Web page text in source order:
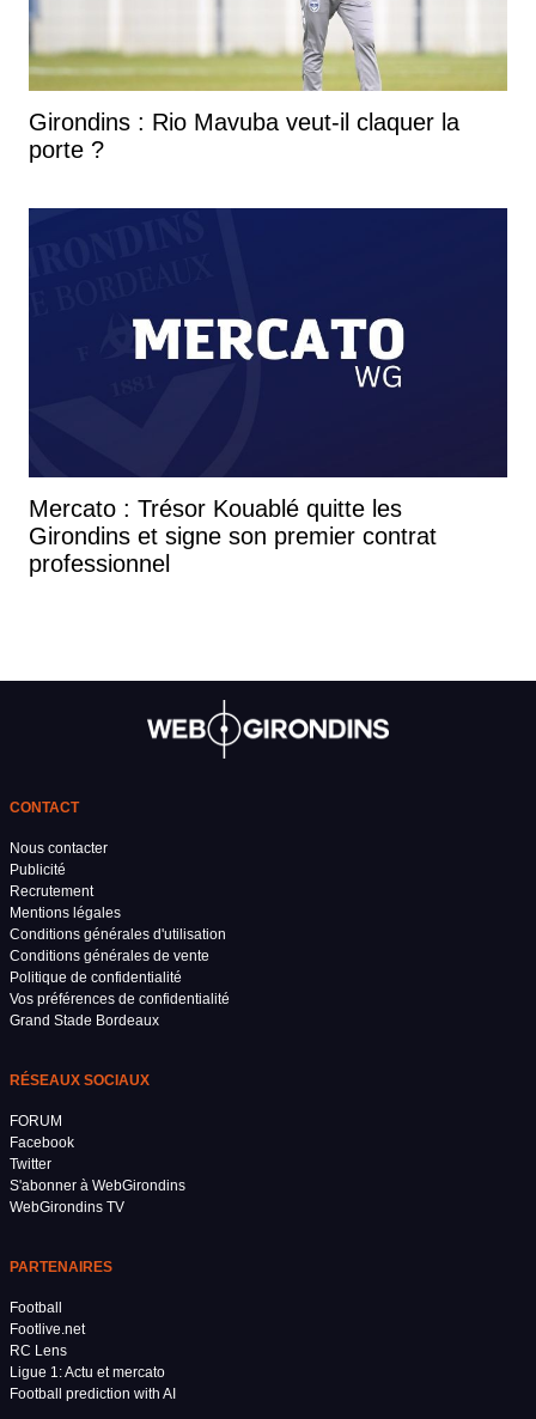
Girondins : Rio Mavuba veut-il claquer la
porte ?
Mercato : Trésor Kouablé quitte les
Girondins et signe son premier contrat
professionnel
CONTACT
Nous contacter
Publicité
Recrutement
Mentions légales
Conditions générales d'utilisation
Conditions générales de vente
Politique de confidentialité
Vos préférences de confidentialité
Grand Stade Bordeaux
RÉSEAUX SOCIAUX
FORUM
Facebook
Twitter
S'abonner à WebGirondins
WebGirondins TV
PARTENAIRES
Football
Footlive.net
RC Lens
Ligue 1: Actu et mercato
Football prediction with AI